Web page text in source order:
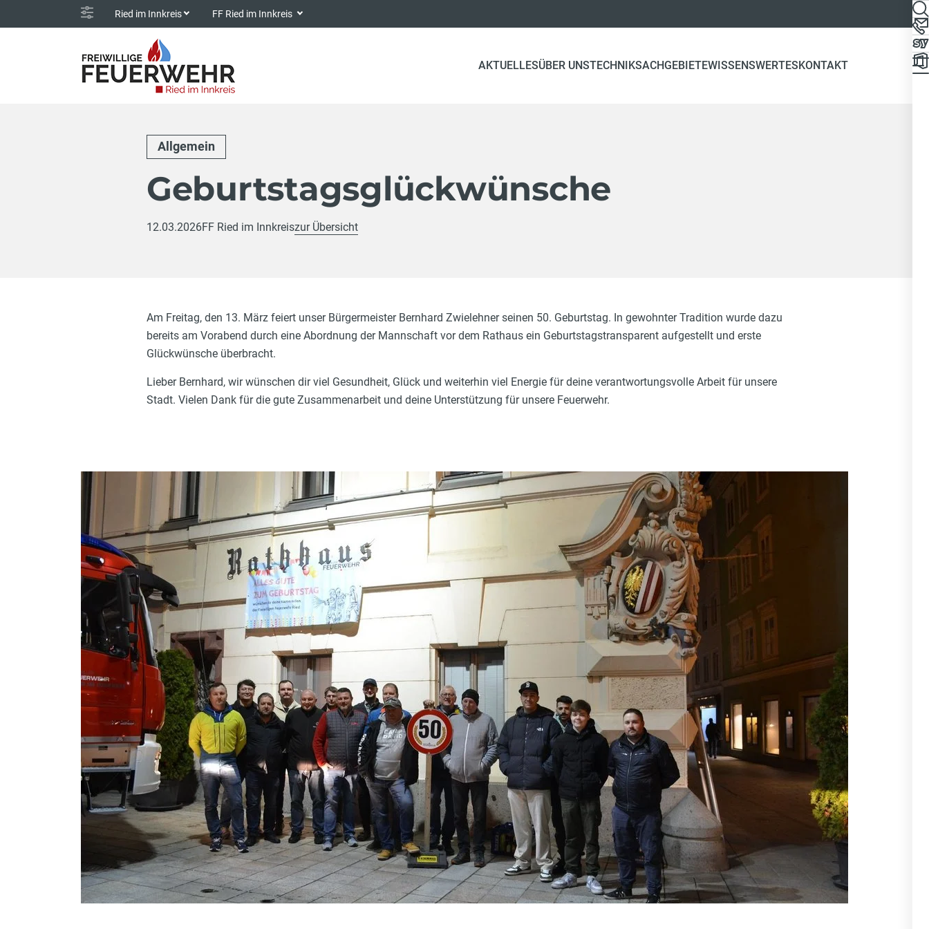
Ried im Innkreis FF Ried im Innkreis
AKTUELLESÜBER UNSTECHNIKSACHGEBIETEWISSENSWERTESKONTAKT
Allgemein
Geburtstagsglückwünsche
12.03.2026FF Ried im Innkreiszur Übersicht
Am Freitag, den 13. März feiert unser Bürgermeister Bernhard Zwielehner seinen 50. Geburtstag. In gewohnter Tradition wurde dazu
bereits am Vorabend durch eine Abordnung der Mannschaft vor dem Rathaus ein Geburtstagstransparent aufgestellt und erste
Glückwünsche überbracht.
Lieber Bernhard, wir wünschen dir viel Gesundheit, Glück und weiterhin viel Energie für deine verantwortungsvolle Arbeit für unsere
Stadt. Vielen Dank für die gute Zusammenarbeit und deine Unterstützung für unsere Feuerwehr.